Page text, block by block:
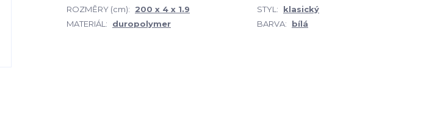
ROZMĚRY (cm):
200 x 4 x 1.9 STYL:
klasický
MATERIÁL:
duropolymer BARVA: bílá